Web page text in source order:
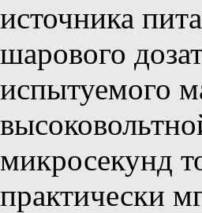
источника
шарового
испытуемого
микросекунд
практически